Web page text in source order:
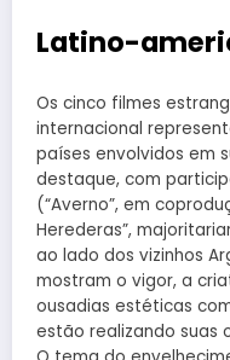
Latino-
Os cinco filmes
internacional
países envolvidos em
destaque, com
(“Averno”, em
Herederas”,
ao lado dos vizinhos
mostram o vigor, a
ousadias estéticas
estão realizando suas